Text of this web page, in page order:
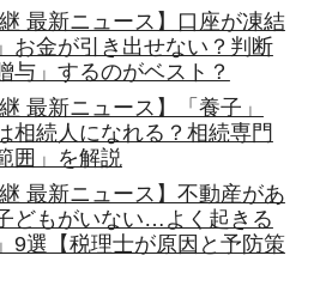
最新ニュース】口座が凍結
お金が引き出せない？判断
与」するのがベスト？
最新ニュース】「養子」
相続人になれる？相続専門
囲」を解説
最新ニュース】不動産があ
どもがいない…よく起きる
9選【税理士が原因と予防策